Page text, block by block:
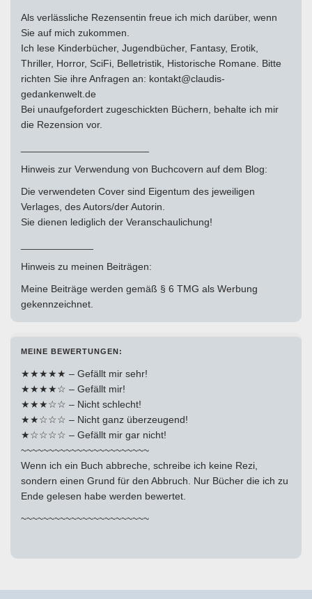
Als verlässliche Rezensentin freue ich mich darüber, wenn
Sie auf mich zukommen.
Ich lese Kinderbücher, Jugendbücher, Fantasy, Erotik,
Thriller, Horror, SciFi, Belletristik, Historische Romane. Bitte
richten Sie ihre Anfragen an: kontakt@claudis-
gedankenwelt.de
Bei unaufgefordert zugeschickten Büchern, behalte ich mir
die Rezension vor.
Hinweis zur Verwendung von Buchcovern auf dem Blog:
Die verwendeten Cover sind Eigentum des jeweiligen
Verlages, des Autors/der Autorin.
Sie dienen lediglich der Veranschaulichung!
Hinweis zu meinen Beiträgen:
Meine Beiträge werden gemäß § 6 TMG als Werbung
gekennzeichnet.
MEINE BEWERTUNGEN:
★★★★★ – Gefällt mir sehr!
★★★★☆ – Gefällt mir!
★★★☆☆ – Nicht schlecht!
★★☆☆☆ – Nicht ganz überzeugend!
★☆☆☆☆ – Gefällt mir gar nicht!
~~~~~~~~~~~~~~~~~~~~~~~
Wenn ich ein Buch abbreche, schreibe ich keine Rezi,
sondern einen Grund für den Abbruch. Nur Bücher die ich zu
Ende gelesen habe werden bewertet.
~~~~~~~~~~~~~~~~~~~~~~~